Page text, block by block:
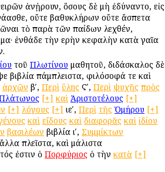
ἀνῄρουν, ὅσους δὲ μὴ ἐδύναντο, εἰς
οὔτε βαθυκλήρων οὔτε ἄσπετα
τὸ παρὰ τῶν παίδων λεχθέν,
ἐνθάδε τὴν ἱερὴν κεφαλὴν κατὰ γαῖα
τοῦ Πλωτίνου μαθητοῦ, διδάσκαλος δὲ
βιβλία πάμπλειστα, φιλόσοφά τε καὶ
ἀρχῶν βʹ, Περὶ ὕλης Ϛʹ, Περὶ ψυχῆς πρὸς
[+] καὶ Ἀριστοτέλους [+]
[+] λόγους [+] ιεʹ, Περὶ τῆς Ὁμήρου [+]
καὶ εἴδους καὶ διαφορᾶς καὶ ἰδίου
βασιλέων βιβλία ιʹ, Συμμίκτων
πλεῖστα, καὶ μάλιστα
ἐστιν ὁ Πορφύριος ὁ τὴν κατὰ [+]